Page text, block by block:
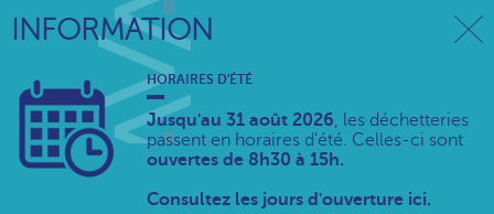
INFORMATION
HORAIRES D'ÉTÉ
Jusqu'au 31 août 2026, les déchetteries
passent en horaires d'été. Celles-ci sont
ouvertes de 8h30 à 15h.
Consultez les jours d'ouverture ici.